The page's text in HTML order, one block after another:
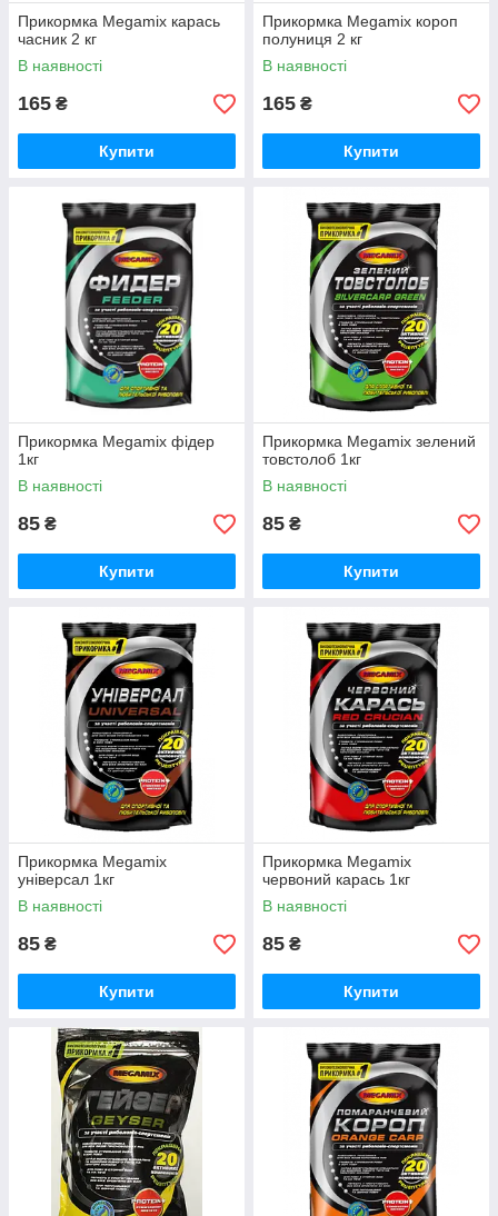
Прикормка Megamix карась
часник 2 кг
В наявності
165 ₴
Купити
Прикормка Megamix короп
полуниця 2 кг
В наявності
165 ₴
Купити
Прикормка Megamix фідер
1кг
В наявності
85 ₴
Купити
Прикормка Megamix зелений
товстолоб 1кг
В наявності
85 ₴
Купити
Прикормка Megamix
універсал 1кг
В наявності
85 ₴
Купити
Прикормка Megamix
червоний карась 1кг
В наявності
85 ₴
Купити